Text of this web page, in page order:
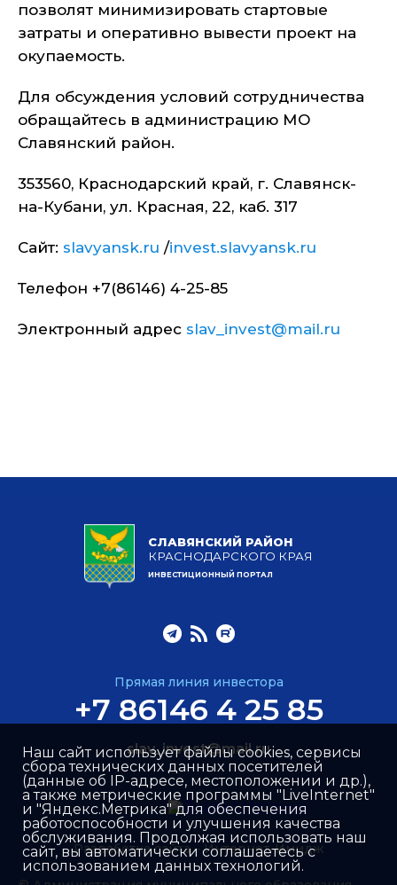
позволят минимизировать стартовые
затраты и оперативно вывести проект на
окупаемость.
Для обсуждения условий сотрудничества
обращайтесь в администрацию МО
Славянский район.
353560, Краснодарский край, г. Славянск-
на-Кубани, ул. Красная, 22, каб. 317
Сайт: slavyansk.ru /invest.slavyansk.ru
Телефон +7(86146) 4-25-85
Электронный адрес slav_invest@mail.ru
СЛАВЯНСКИЙ РАЙОН
КРАСНОДАРСКОГО КРАЯ
ИНВЕСТИЦИОННЫЙ ПОРТАЛ
Прямая линия инвестора
+7 86146 4 25 85
slav_invest@mail.ru
Разработка сайта –Интернет-Имидж
Наш сайт использует файлы cookies, сервисы
сбора технических данных посетителей
(данные об IP-адресе, местоположении и др.),
а также метрические программы "LiveInternet"
и "Яндекс.Метрика" для обеспечения
работоспособности и улучшения качества
обслуживания. Продолжая использовать наш
сайт, вы автоматически соглашаетесь с
использованием данных технологий.